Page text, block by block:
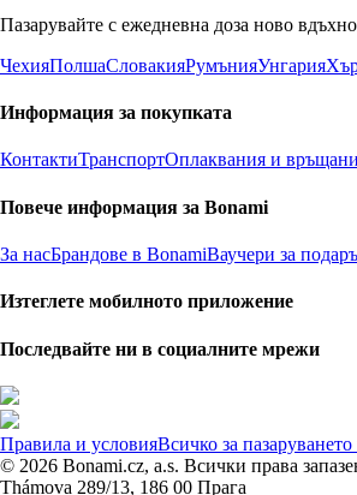
Пазарувайте с ежедневна доза ново
ЧехияПолшаСловакияРумънияУнгария
Информация за покупката
КонтактиТранспортОплаквания и
Повече информация за Bonami
За насБрандове в BonamiВаучери за
Изтеглете мобилното приложение
Последвайте ни в социалните мрежи
Правила и условияВсичко за
© 2026 Bonami.cz, a.s. Всички права
Thámova 289/13, 186 00 Прага